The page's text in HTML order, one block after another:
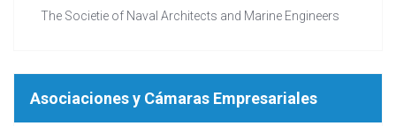
The Societie of Naval Architects and Marine Engineers
Asociaciones y Cámaras Empresariales